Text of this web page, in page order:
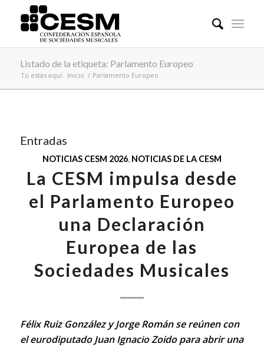
Listado de la etiqueta: Parlamento Europeo
Tú estás aquí: Inicio / Parlamento Europeo
Entradas
NOTICIAS CESM 2026, NOTICIAS DE LA CESM
La CESM impulsa desde
el Parlamento Europeo
una Declaración
Europea de las
Sociedades Musicales
Félix Ruiz González y Jorge Román se reúnen con
el eurodiputado Juan Ignacio Zoido para abrir una